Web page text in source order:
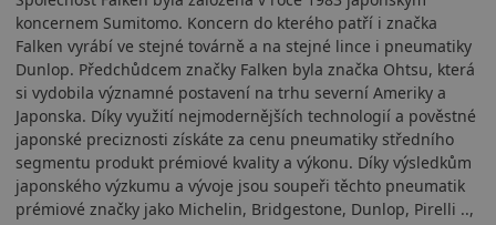
koncernem Sumitomo. Koncern do kterého patří i značka
Falken vyrábí ve stejné továrně a na stejné lince i pneumatiky
Dunlop. Předchůdcem značky Falken byla značka Ohtsu, která
si vydobila významné postavení na trhu severní Ameriky a
Japonska. Díky využití nejmodernějších technologií a pověstné
japonské preciznosti získáte za cenu pneumatiky středního
segmentu produkt prémiové kvality a výkonu. Díky výsledkům
japonského výzkumu a vývoje jsou soupeři těchto pneumatik
prémiové značky jako Michelin, Bridgestone, Dunlop, Pirelli ..,